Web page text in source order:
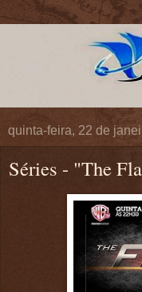
quinta-feira, 22 de
Séries - "The